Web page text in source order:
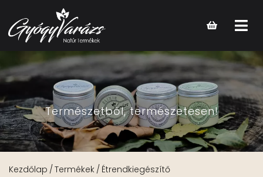
Open
main
Természetből, természetesen!
Kezdőlap Termékek
Étrendkiegészítő